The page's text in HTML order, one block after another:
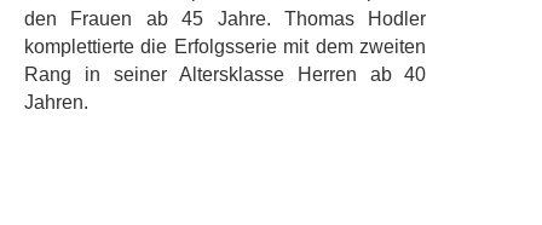
den Frauen ab 45 Jahre. Thomas Hodler
komplettierte die Erfolgsserie mit dem zweiten
Rang in seiner Altersklasse Herren ab 40
Jahren.